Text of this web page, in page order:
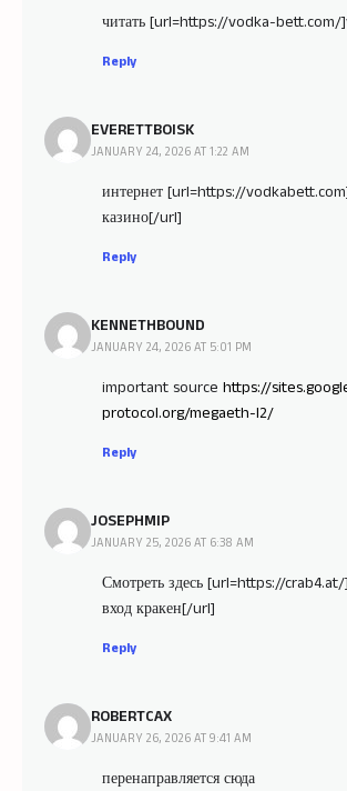
читать [url=https://vodka-
Reply
EVERETTBOISK
JANUARY 24, 2026 AT 1:22 AM
интернет [url=https://
казино[/url]
Reply
KENNETHBOUND
JANUARY 24, 2026 AT 5:01 PM
important source https://
protocol.org/megaeth-l2/
Reply
JOSEPHMIP
JANUARY 25, 2026 AT 6:38 AM
Смотреть здесь [url=https://
вход кракен[/url]
Reply
ROBERTCAX
JANUARY 26, 2026 AT 9:41 AM
перенаправляется сюда